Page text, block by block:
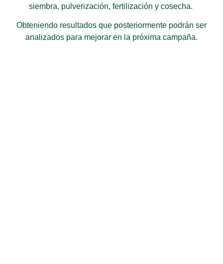
siembra, pulverización, fertilización y cosecha.
Obteniendo resultados que posteriormente podrán ser
analizados para mejorar en la próxima campaña.